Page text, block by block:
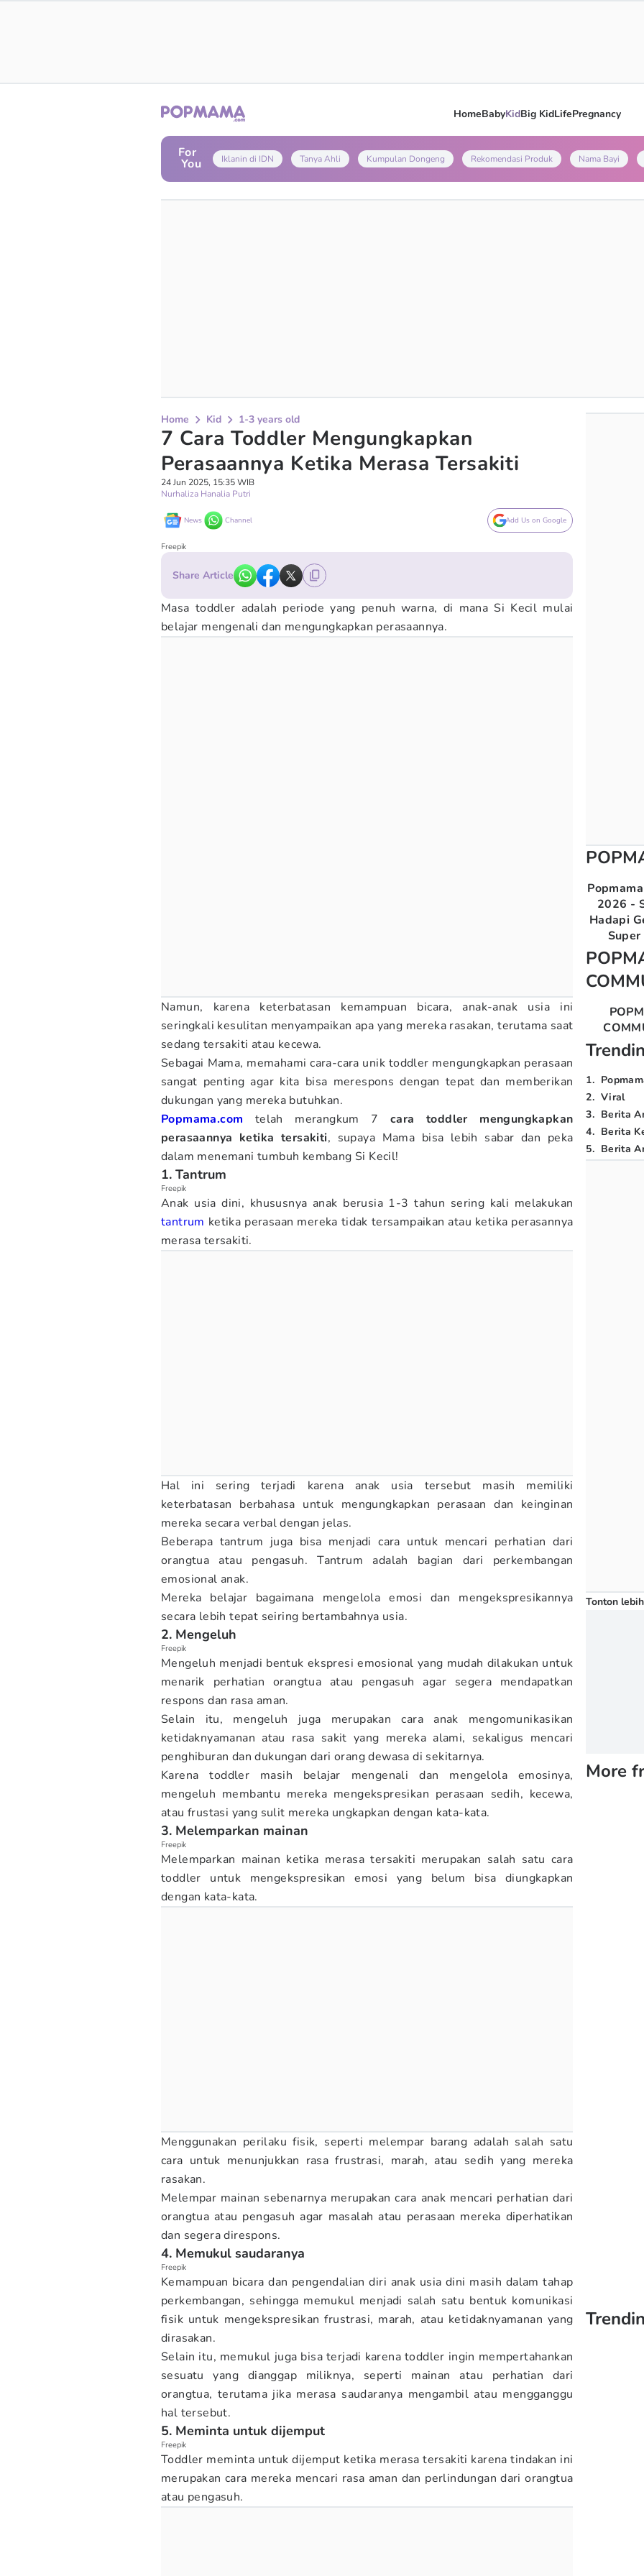
HomeBabyKidBig KidLifePregnancy
For
You Iklanin di IDN Tanya Ahli Kumpulan Dongeng Rekomendasi Produk Nama Bayi
Home Kid 1-3 years old
7 Cara Toddler Mengungkapkan
Perasaannya Ketika Merasa Tersakiti
24 Jun 2025, 15:35 WIB
Nurhaliza Hanalia Putri
News Channel Add Us on Google
Freepik
Share Article
Masa toddler adalah periode yang penuh warna, di mana Si Kecil mulai
belajar mengenali dan mengungkapkan perasaannya.
Namun, karena keterbatasan kemampuan bicara, anak-anak usia ini
seringkali kesulitan menyampaikan apa yang mereka rasakan, terutama saat
sedang tersakiti atau kecewa.
Sebagai Mama, memahami cara-cara unik toddler mengungkapkan perasaan
sangat penting agar kita bisa merespons dengan tepat dan memberikan
dukungan yang mereka butuhkan.
Popmama.com telah merangkum 7cara toddler mengungkapkan
perasaannya ketika tersakiti, supaya Mama bisa lebih sabar dan peka
dalam menemani tumbuh kembang Si Kecil!
1. Tantrum
Freepik
Anak usia dini, khususnya anak berusia 1-3 tahun sering kali melakukan
tantrum ketika perasaan mereka tidak tersampaikan atau ketika perasannya
merasa tersakiti.
Hal ini sering terjadi karena anak usia tersebut masih memiliki
keterbatasan berbahasa untuk mengungkapkan perasaan dan keinginan
mereka secara verbal dengan jelas.
Beberapa tantrum juga bisa menjadi cara untuk mencari perhatian dari
orangtua atau pengasuh. Tantrum adalah bagian dari perkembangan
emosional anak.
Mereka belajar bagaimana mengelola emosi dan mengekspresikannya
secara lebih tepat seiring bertambahnya usia.
2. Mengeluh
Freepik
Mengeluh menjadi bentuk ekspresi emosional yang mudah dilakukan untuk
menarik perhatian orangtua atau pengasuh agar segera mendapatkan
respons dan rasa aman.
Selain itu, mengeluh juga merupakan cara anak mengomunikasikan
ketidaknyamanan atau rasa sakit yang mereka alami, sekaligus mencari
penghiburan dan dukungan dari orang dewasa di sekitarnya.
Karena toddler masih belajar mengenali dan mengelola emosinya,
mengeluh membantu mereka mengekspresikan perasaan sedih, kecewa,
atau frustasi yang sulit mereka ungkapkan dengan kata-kata.
3. Melemparkan mainan
Freepik
Melemparkan mainan ketika merasa tersakiti merupakan salah satu cara
toddler untuk mengekspresikan emosi yang belum bisa diungkapkan
dengan kata-kata.
Menggunakan perilaku fisik, seperti melempar barang adalah salah satu
cara untuk menunjukkan rasa frustrasi, marah, atau sedih yang mereka
rasakan.
Melempar mainan sebenarnya merupakan cara anak mencari perhatian dari
orangtua atau pengasuh agar masalah atau perasaan mereka diperhatikan
dan segera direspons.
4. Memukul saudaranya
Freepik
Kemampuan bicara dan pengendalian diri anak usia dini masih dalam tahap
perkembangan, sehingga memukul menjadi salah satu bentuk komunikasi
fisik untuk mengekspresikan frustrasi, marah, atau ketidaknyamanan yang
dirasakan.
Selain itu, memukul juga bisa terjadi karena toddler ingin mempertahankan
sesuatu yang dianggap miliknya, seperti mainan atau perhatian dari
orangtua, terutama jika merasa saudaranya mengambil atau mengganggu
hal tersebut.
5. Meminta untuk dijemput
Freepik
Toddler meminta untuk dijemput ketika merasa tersakiti karena tindakan ini
merupakan cara mereka mencari rasa aman dan perlindungan dari orangtua
atau pengasuh.
2026 -
Hadapi
1.
2. Viral
3. Berita
4. Berita
5. Berita
Tonton
More